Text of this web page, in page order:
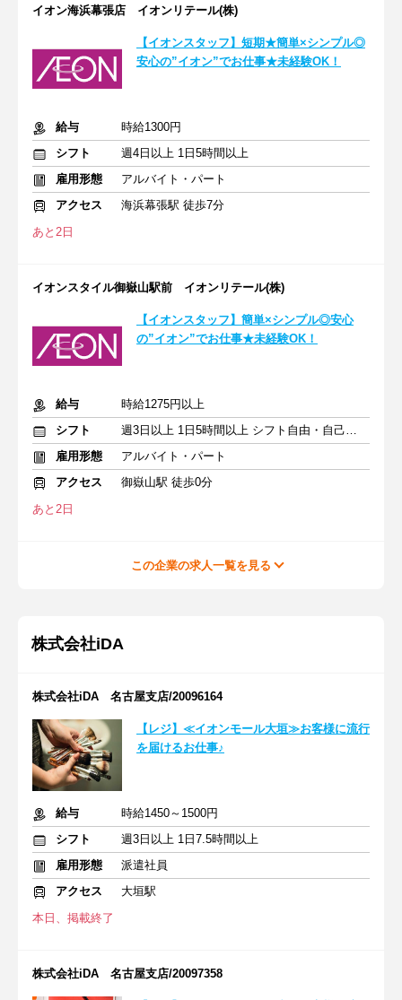
イオン海浜幕張店 イオンリテール(株)
【イオンスタッフ】短期★簡単×シンプル◎
安心の”イオン”でお仕事★未経験OK！
給与
時給1300円
シフト
週4日以上 1日5時間以上
雇用形態
アルバイト・パート
アクセス
海浜幕張駅 徒歩7分
あと2日
イオンスタイル御嶽山駅前 イオンリテール(株)
【イオンスタッフ】簡単×シンプル◎安心
の”イオン”でお仕事★未経験OK！
給与
時給1275円以上
シフト
週3日以上 1日5時間以上 シフト自由・自己申告
雇用形態
アルバイト・パート
アクセス
御嶽山駅 徒歩0分
あと2日
この企業の求人一覧を見る
株式会社iDA
株式会社iDA 名古屋支店/20096164
【レジ】≪イオンモール大垣≫お客様に流行
を届けるお仕事♪
給与
時給1450～1500円
シフト
週3日以上 1日7.5時間以上
雇用形態
派遣社員
アクセス
大垣駅
本日、掲載終了
株式会社iDA 名古屋支店/20097358